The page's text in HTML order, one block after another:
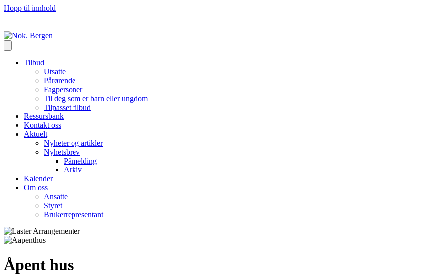
Hopp til innhold
Tilbud
Utsatte
Pårørende
Fagpersoner
Til deg som er barn eller ungdom
Tilpasset tilbud
Ressursbank
Kontakt oss
Aktuelt
Nyheter og artikler
Nyhetsbrev
Påmelding
Arkiv
Kalender
Om oss
Ansatte
Styret
Brukerrepresentant
Åpent hus